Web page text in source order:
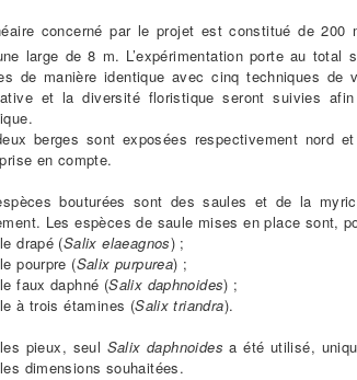
concerné par le projet est constitué de 200
large de 8 m. L’expérimentation porte au total
de manière identique avec cinq techniques de
et la diversité floristique seront suivies
berges sont exposées respectivement nord
en compte.
bouturées sont des saules et de la
Les espèces de saule mises en place sont,
drapé (Salix elaeagnos) ;
pourpre (Salix purpurea) ;
faux daphné (Salix daphnoides) ;
à trois étamines (Salix triandra).
pieux, seul Salix daphnoides a été utilisé,
dimensions souhaitées.